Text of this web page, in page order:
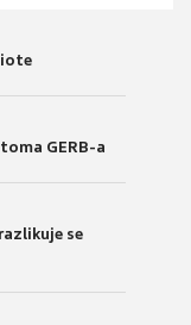
GERB-a
se